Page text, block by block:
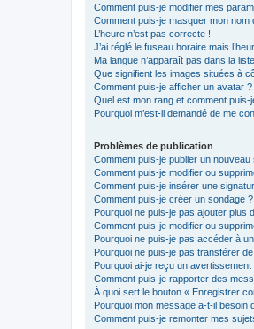
Comment puis-je modifier mes
Comment puis-je masquer mon nom
L’heure n’est pas correcte !
J’ai réglé le fuseau horaire mais
Ma langue n’apparaît pas dans la
Que signifient les images situées à
Comment puis-je afficher un avatar ?
Quel est mon rang et comment puis-
Pourquoi m’est-il demandé de me
Problèmes de publication
Comment puis-je publier un
Comment puis-je modifier ou
Comment puis-je insérer une
Comment puis-je créer un sondage ?
Pourquoi ne puis-je pas ajouter plus
Comment puis-je modifier ou
Pourquoi ne puis-je pas accéder à
Pourquoi ne puis-je pas transférer
Pourquoi ai-je reçu un avertissement
Comment puis-je rapporter des
À quoi sert le bouton « Enregistrer
Pourquoi mon message a-t-il besoin
Comment puis-je remonter mes